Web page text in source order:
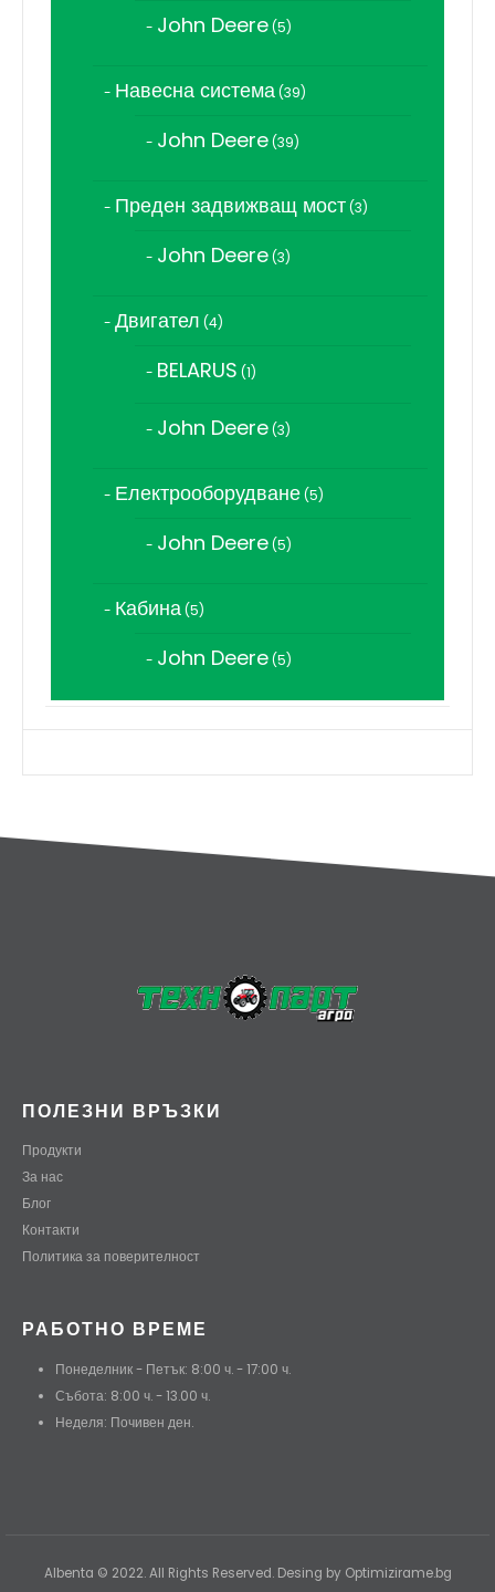
John Deere 55
Навесна система 3939
John Deere 3939
Преден задвижващ мост 33
John Deere 33
Двигател 44
BELARUS 11
John Deere 33
Електрооборудване 55
John Deere 55
Кабина 55
John Deere 55
ПОЛЕЗНИ ВРЪЗКИ
Продукти
За нас
Блог
Контакти
Политика за поверителност
РАБОТНО ВРЕМЕ
Понеделник - Петък: 8:00 ч. - 17:00 ч.
Събота: 8:00 ч. - 13.00 ч.
Неделя: Почивен ден.
Albenta © 2022. All Rights Reserved. Desing by Optimizirame.bg